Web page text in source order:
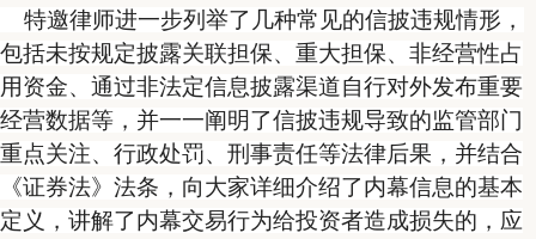
特邀律师进一步列举了几种常见的信披违规情形，
包括未按规定披露关联担保、重大担保、非经营性占
用资金、通过非法定信息披露渠道自行对外发布重要
经营数据等，并一一阐明了信披违规导致的监管部门
重点关注、行政处罚、刑事责任等法律后果，并结合
《证券法》法条，向大家详细介绍了内幕信息的基本
定义，讲解了内幕交易行为给投资者造成损失的，应